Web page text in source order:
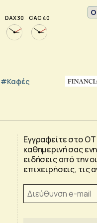
DAX 30 CAC 40
#καφές
Εγγραφείτε στο
καθημερινή σας
ειδήσεις από την
επιχειρήσεις, τις